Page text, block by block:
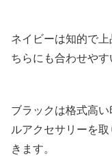
ネイビーは知的で
ちらにも合わせやす
ブラックは格式高
ルアクセサリーを
きます。